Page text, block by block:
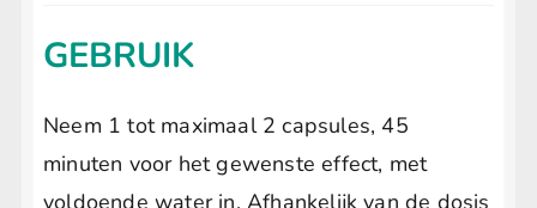
GEBRUIK
Neem 1 tot maximaal 2 capsules, 45
minuten voor het gewenste effect, met
voldoende water in. Afhankelijk van de dosis